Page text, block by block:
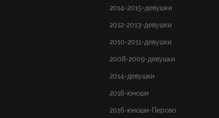
2014-2015-девушки
2012-2013-девушки
2010-2011-девушки
2008-2009-девушки
2014-девушки
2016-юноши
2016-юноши-Перово